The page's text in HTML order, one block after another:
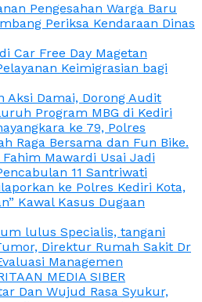
Pengesahan Warga Baru
Periksa Kendaraan Dinas
Car Free Day Magetan
Keimigrasian bagi
Aksi Damai, Dorong Audit
Program MBG di Kediri
ke 79, Polres
Raga Bersama dan Fun Bike.
Mawardi Usai Jadi
11 Santriwati
ke Polres Kediri Kota,
Kawal Kasus Dugaan
lulus Specialis, tangani
Direktur Rumah Sakit Dr
Managemen
MEDIA SIBER
Dan Wujud Rasa Syukur,